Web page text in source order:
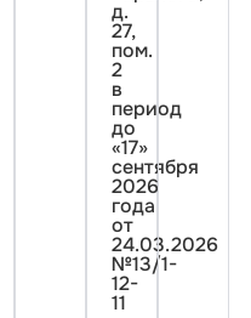
д.
27,
пом.
2
в
период
до
«17»
сентября
2026
года
от
24.03.2026
№13/1-
12-
11